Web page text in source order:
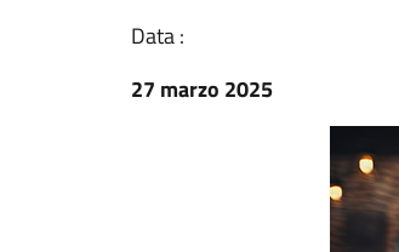
Data :
27 marzo 2025